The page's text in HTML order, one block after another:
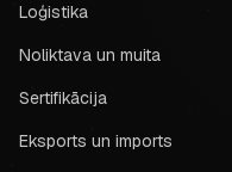
Loģistika
Noliktava un muita
Sertifikācija
Eksports un imports